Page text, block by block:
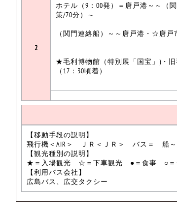
2
ホテル（9：00発）＝唐戸港～～（
策/70分）～
（関門連絡船）～～唐戸港・☆唐
★毛利博物館（特別展「国宝」)・
（17：30頃着）
【移動手段の説明】
飛行機＜AIR＞ ＪＲ＜ＪＲ＞ バス＝ 船
【観光種別の説明】
★＝入場観光 ☆＝下車観光 ●＝食事 ○＝
【利用バス会社】
広島バス、広交タクシー